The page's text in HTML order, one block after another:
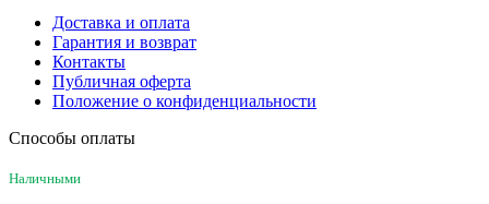
Доставка и оплата
Гарантия и возврат
Контакты
Публичная оферта
Положение о конфиденциальности
Способы оплаты
Наличными